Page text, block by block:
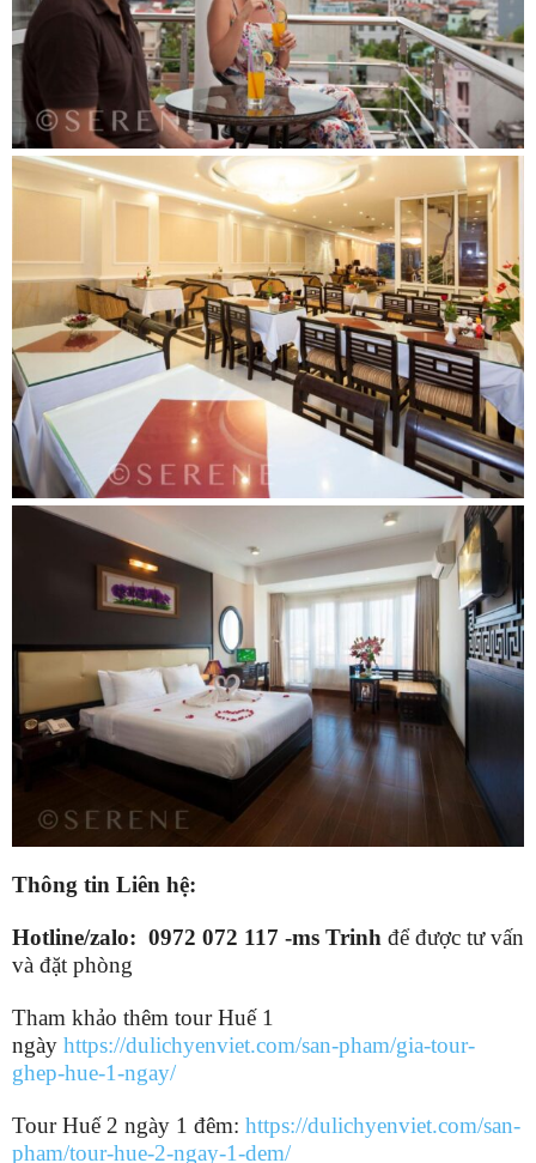
Thông tin Liên hệ:
Hotline/zalo: 0972 072 117 -ms Trinh để được tư vấn
và đặt phòng
Tham khảo thêm tour Huế 1
ngày https://dulichyenviet.com/san-pham/gia-tour-
ghep-hue-1-ngay/
Tour Huế 2 ngày 1 đêm: https://dulichyenviet.com/san-
pham/tour-hue-2-ngay-1-dem/